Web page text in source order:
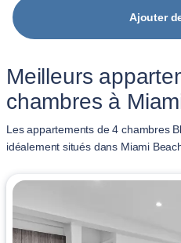
Ajouter
Meilleurs
chambres à
Les appartements de 4 chambres
idéalement situés dans Miami